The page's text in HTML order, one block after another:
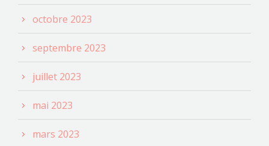
octobre 2023
septembre 2023
juillet 2023
mai 2023
mars 2023